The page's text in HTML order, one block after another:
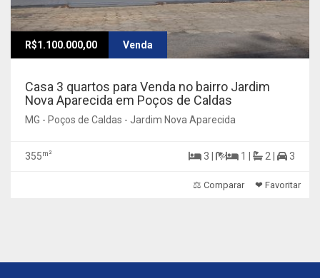
R$1.100.000,00 Venda
Casa 3 quartos para Venda no bairro Jardim
Nova Aparecida em Poços de Caldas
MG - Poços de Caldas - Jardim Nova Aparecida
355m² 3 | 1 | 2 | 3
⚖ Comparar ❤ Favoritar